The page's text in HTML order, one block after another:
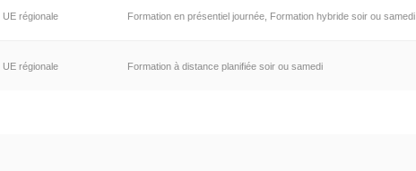
UE régionale Formation en présentiel journée, Formation hybride soir ou samedi
UE régionale Formation à distance planifiée soir ou samedi